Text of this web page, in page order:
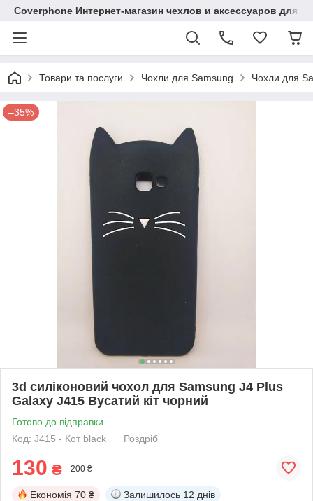
Coverphone Интернет-магазин чехлов и аксессуаров для
Товари та послуги Чохли для Samsung Чохли для
–35%
3d силіконовий чохол для Samsung J4 Plus
Galaxy J415 Вусатий кіт чорний
Готово до відправки
Код: J415 - Кот black
Роздріб
130 ₴ 200 ₴
Економія 70 ₴ Залишилось 12 днів